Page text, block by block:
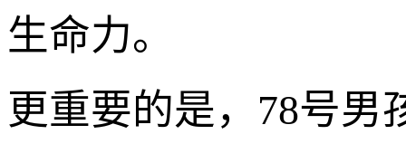
生命力。
更重要的是，78号男